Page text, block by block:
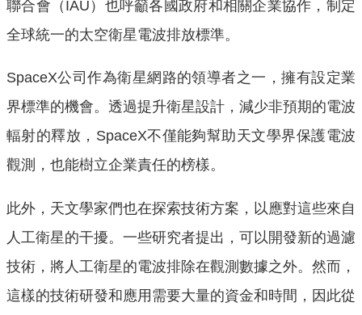
聯合會（IAU）也呼籲各國政府和相關企業協作，制定
全球統一的太空衛星電波排放標準。
SpaceX公司作為衛星網路的領導者之一，擁有設定業
界標準的機會。透過提升衛星設計，減少非預期的電波
輻射的釋放，SpaceX不僅能夠幫助天文學界保護電波
觀測，也能樹立企業責任的榜樣。
此外，天文學家們也在探索技術方案，以應對這些來自
人工衛星的干擾。一些研究者提出，可以開發新的過濾
技術，將人工衛星的電波排除在觀測數據之外。然而，
這樣的技術研發和應用需要大量的資金和時間，因此從